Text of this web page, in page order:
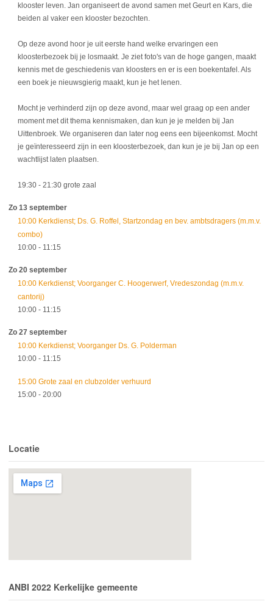
klooster leven. Jan organiseert de avond samen met Geurt en Kars, die
beiden al vaker een klooster bezochten.
Op deze avond hoor je uit eerste hand welke ervaringen een
kloosterbezoek bij je losmaakt. Je ziet foto's van de hoge gangen, maakt
kennis met de geschiedenis van kloosters en er is een boekentafel. Als
een boek je nieuwsgierig maakt, kun je het lenen.
Mocht je verhinderd zijn op deze avond, maar wel graag op een ander
moment met dit thema kennismaken, dan kun je je melden bij Jan
Uittenbroek. We organiseren dan later nog eens een bijeenkomst. Mocht
je geïnteresseerd zijn in een kloosterbezoek, dan kun je je bij Jan op een
wachtlijst laten plaatsen.
19:30 - 21:30 grote zaal
Zo 13 september
10:00 Kerkdienst; Ds. G. Roffel, Startzondag en bev. ambtsdragers (m.m.v.
combo)
10:00 - 11:15
Zo 20 september
10:00 Kerkdienst; Voorganger C. Hoogerwerf, Vredeszondag (m.m.v.
cantorij)
10:00 - 11:15
Zo 27 september
10:00 Kerkdienst; Voorganger Ds. G. Polderman
10:00 - 11:15
15:00 Grote zaal en clubzolder verhuurd
15:00 - 20:00
Locatie
ANBI 2022 Kerkelijke gemeente